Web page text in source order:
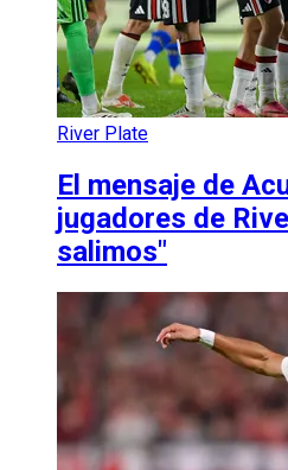
River Plate
El mensaje de
jugadores de
salimos"